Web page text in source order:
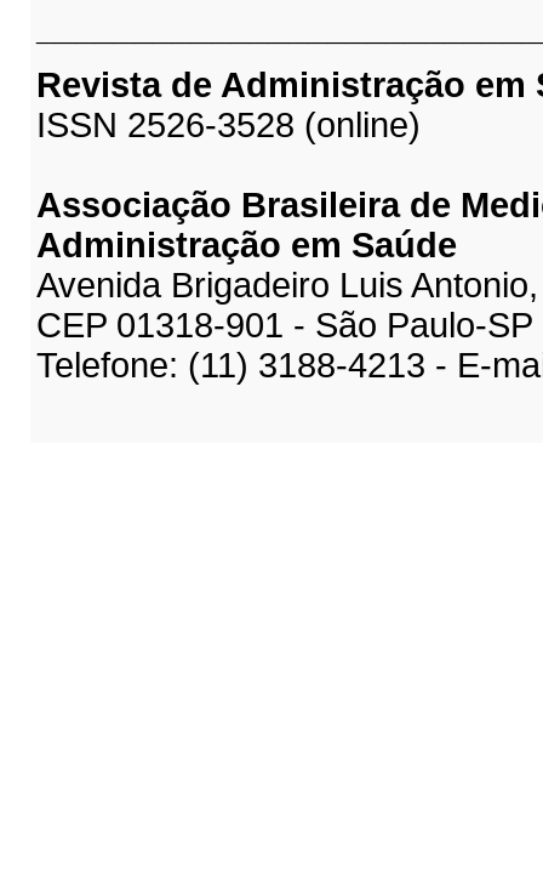
Revista de Administração em
ISSN 2526-3528 (online)
Associação Brasileira de
Administração em Saúde
Avenida Brigadeiro Luis
CEP 01318-901 - São Paulo-SP
Telefone: (11) 3188-4213 - E-